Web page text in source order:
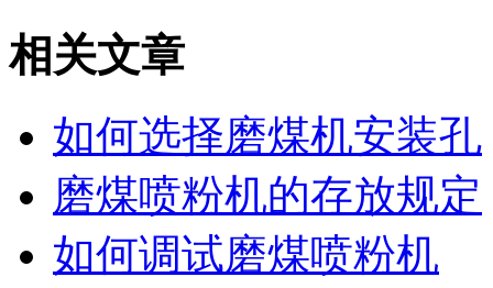
相关文章
如何选择磨煤机安装孔
磨煤喷粉机的存放规定
如何调试磨煤喷粉机